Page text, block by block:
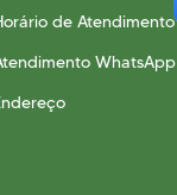
de Atendimento
WhatsApp